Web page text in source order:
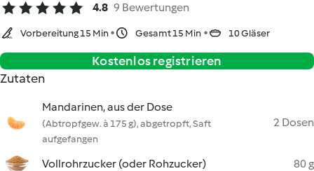
4.8 9 Bewertungen
Vorbereitung 15 Min Gesamt 15 Min 10 Gläser
Kostenlos registrieren
Zutaten
Mandarinen, aus der Dose
(Abtropfgew. à 175 g), abgetropft, Saft
aufgefangen
2 Dosen
Vollrohrzucker (oder Rohzucker) 80 g